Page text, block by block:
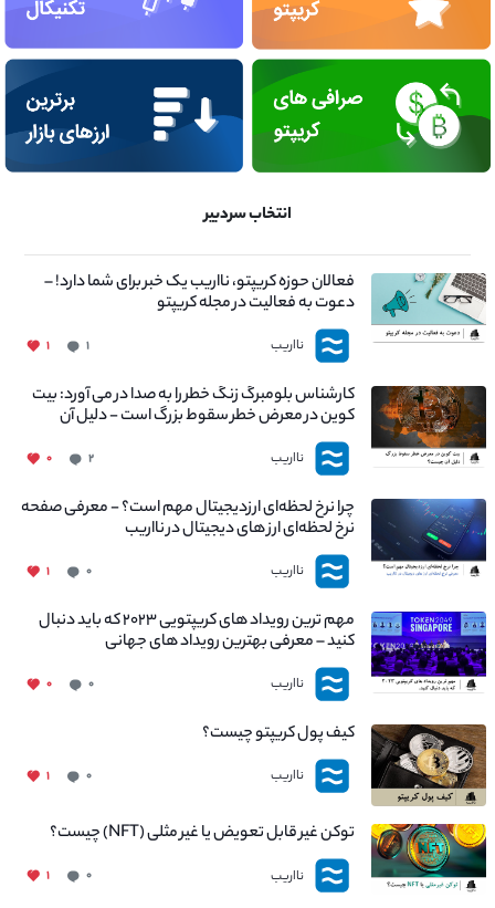
انتخاب سردبیر
فعالان حوزه کریپتو، نااریب یک خبر برای شما دارد! –
دعوت به فعالیت در مجله کریپتو
نااریب ۱ ۱
کارشناس بلومبرگ زنگ خطر را به صدا در می آورد: بیت
کوین در معرض خطر سقوط بزرگ است - دلیل آن
چیست؟
نااریب ۲ ۰
چرا نرخ لحظه‌ای ارزدیجیتال مهم است؟ - معرفی صفحه
نرخ لحظه‌ای ارز های دیجیتال در نااریب
نااریب ۰ ۱
مهم ترین رویداد های کریپتویی ۲۰۲۳ که باید دنبال
کنید – معرفی بهترین رویداد های جهانی
نااریب ۰ ۰
کیف پول کریپتو چیست؟
نااریب ۰ ۱
توکن غیر قابل تعویض یا غیر مثلی (NFT) چیست؟
نااریب ۰ ۱